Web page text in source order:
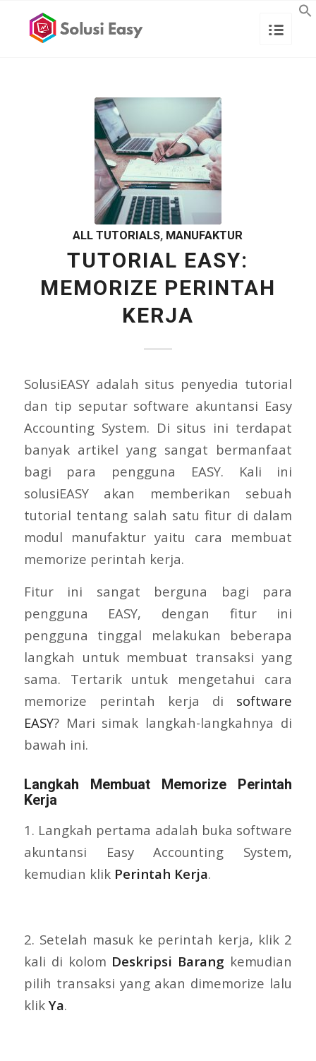
ALL TUTORIALS, MANUFAKTUR
TUTORIAL EASY:
MEMORIZE PERINTAH
KERJA
SolusiEASY adalah situs penyedia tutorial
dan tip seputar software akuntansi Easy
Accounting System. Di situs ini terdapat
banyak artikel yang sangat bermanfaat
bagi para pengguna EASY. Kali ini
solusiEASY akan memberikan sebuah
tutorial tentang salah satu fitur di dalam
modul manufaktur yaitu cara membuat
memorize perintah kerja.
Fitur ini sangat berguna bagi para
pengguna EASY, dengan fitur ini
pengguna tinggal melakukan beberapa
langkah untuk membuat transaksi yang
sama. Tertarik untuk mengetahui cara
memorize perintah kerja di software
EASY? Mari simak langkah-langkahnya di
bawah ini.
Langkah Membuat Memorize Perintah
Kerja
1. Langkah pertama adalah buka software
akuntansi Easy Accounting System,
kemudian klik Perintah Kerja.
2. Setelah masuk ke perintah kerja, klik 2
kali di kolom Deskripsi Barang kemudian
pilih transaksi yang akan dimemorize lalu
klikYa.